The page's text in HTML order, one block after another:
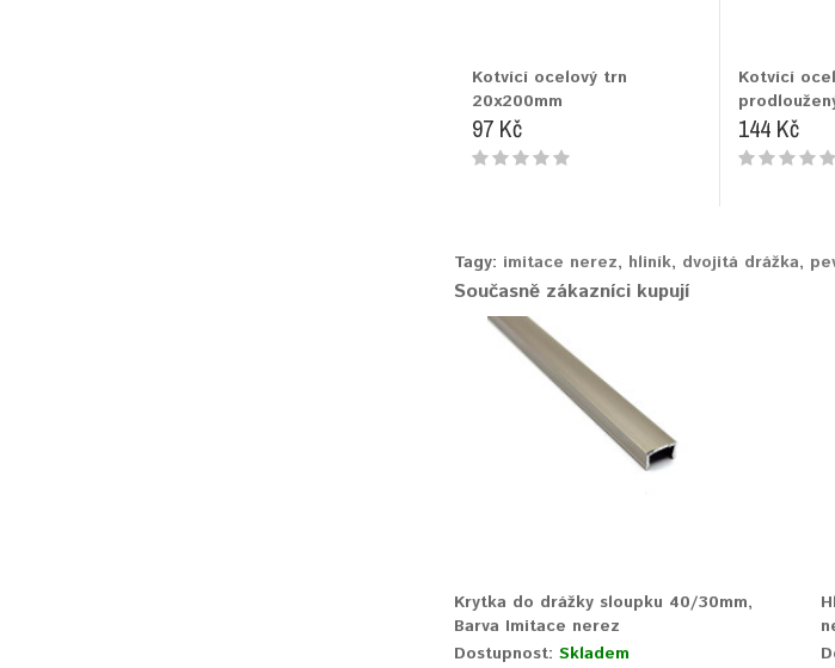
Kotvící ocelový trn
20x200mm
97 Kč
Kotvící
144 Kč
Tagy: imitace nerez, hliník, dvojitá drážka,
Současně zákazníci kupují
Krytka do drážky sloupku 40/30mm,
Barva Imitace nerez
Dostupnost: Skladem